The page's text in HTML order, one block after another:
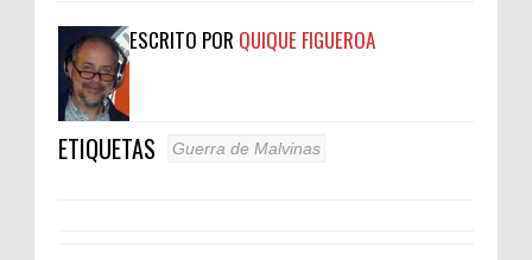
ESCRITO POR QUIQUE FIGUEROA
ETIQUETAS Guerra de Malvinas